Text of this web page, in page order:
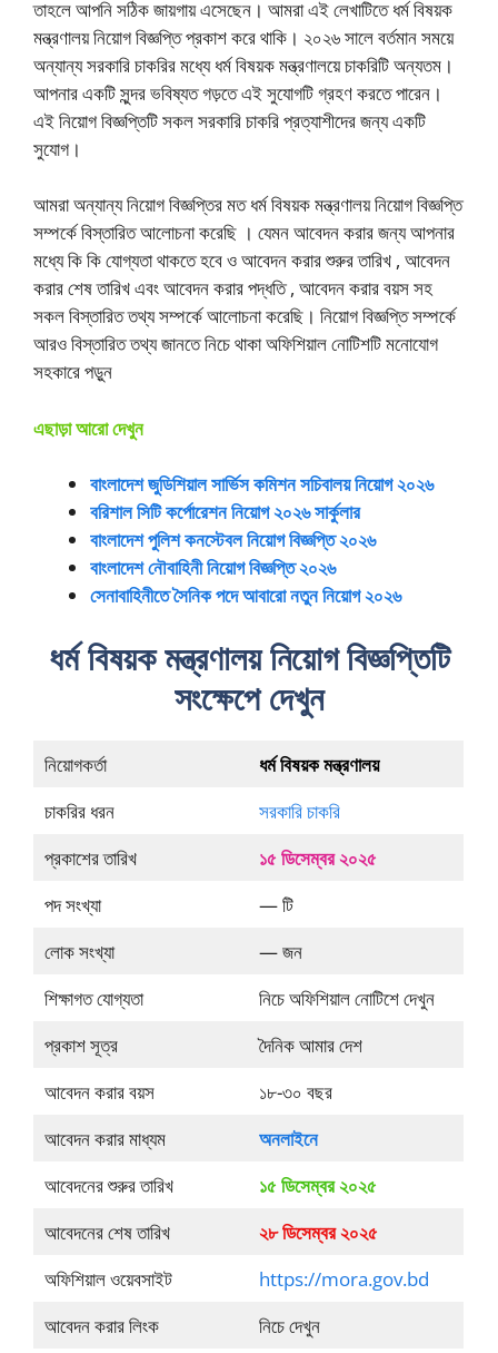
তাহলে আপনি সঠিক জায়গায় এসেছেন। আমরা এই লেখাটিতে ধর্ম বিষয়ক
মন্ত্রণালয় নিয়োগ বিজ্ঞপ্তি প্রকাশ করে থাকি। ২০২৬ সালে বর্তমান সময়ে
অন্যান্য সরকারি চাকরির মধ্যে ধর্ম বিষয়ক মন্ত্রণালয়ে চাকরিটি অন্যতম।
আপনার একটি সুন্দর ভবিষ্যত গড়তে এই সুযোগটি গ্রহণ করতে পারেন।
এই নিয়োগ বিজ্ঞপ্তিটি সকল সরকারি চাকরি প্রত্যাশীদের জন্য একটি
সুযোগ।
আমরা অন্যান্য নিয়োগ বিজ্ঞপ্তির মত ধর্ম বিষয়ক মন্ত্রণালয় নিয়োগ বিজ্ঞপ্তি
সম্পর্কে বিস্তারিত আলোচনা করেছি । যেমন আবেদন করার জন্য আপনার
মধ্যে কি কি যোগ্যতা থাকতে হবে ও আবেদন করার শুরুর তারিখ , আবেদন
করার শেষ তারিখ এবং আবেদন করার পদ্ধতি , আবেদন করার বয়স সহ
সকল বিস্তারিত তথ্য সম্পর্কে আলোচনা করেছি। নিয়োগ বিজ্ঞপ্তি সম্পর্কে
আরও বিস্তারিত তথ্য জানতে নিচে থাকা অফিশিয়াল নোটিশটি মনোযোগ
সহকারে পড়ুন
এছাড়া আরো দেখুন
বাংলাদেশ জুডিশিয়াল সার্ভিস কমিশন সচিবালয় নিয়োগ ২০২৬
বরিশাল সিটি কর্পোরেশন নিয়োগ ২০২৬ সার্কুলার
বাংলাদেশ পুলিশ কনস্টেবল নিয়োগ বিজ্ঞপ্তি ২০২৬
বাংলাদেশ নৌবাহিনী নিয়োগ বিজ্ঞপ্তি ২০২৬
সেনাবাহিনীতে সৈনিক পদে আবারো নতুন নিয়োগ ২০২৬
ধর্ম বিষয়ক মন্ত্রণালয় নিয়োগ বিজ্ঞপ্তিটি
সংক্ষেপে দেখুন
নিয়োগকর্তা
ধর্ম বিষয়ক মন্ত্রণালয়
চাকরির ধরন
সরকারি চাকরি
প্রকাশের তারিখ
১৫ ডিসেম্বর ২০২৫
পদ সংখ্যা
— টি
লোক সংখ্যা
— জন
শিক্ষাগত যোগ্যতা
নিচে অফিশিয়াল নোটিশে দেখুন
প্রকাশ সূত্র
দৈনিক আমার দেশ
আবেদন করার বয়স
১৮-৩০ বছর
আবেদন করার মাধ্যম
অনলাইনে
আবেদনের শুরুর তারিখ
১৫ ডিসেম্বর ২০২৫
আবেদনের শেষ তারিখ
২৮ ডিসেম্বর ২০২৫
অফিশিয়াল ওয়েবসাইট
https://mora.gov.bd
আবেদন করার লিংক
নিচে দেখুন